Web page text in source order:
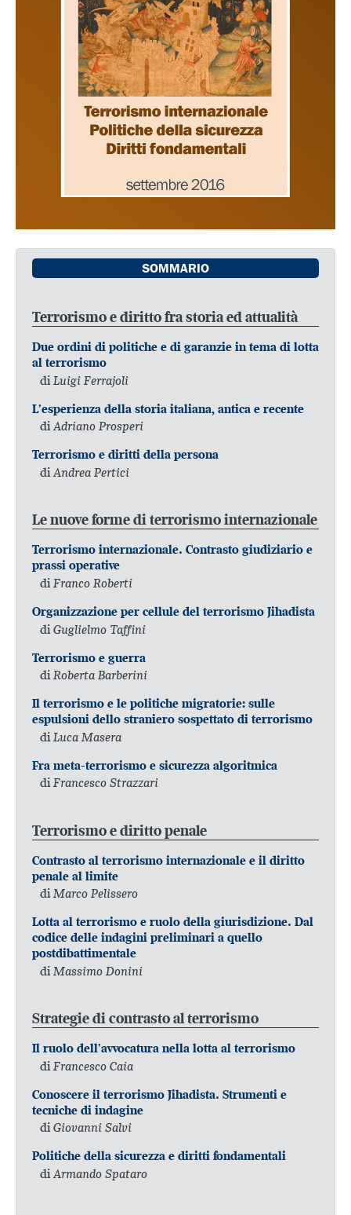
SOMMARIO
Terrorismo e diritto fra storia ed attualità
Due ordini di politiche e di garanzie in tema di lotta
al terrorismo
di Luigi Ferrajoli
L’esperienza della storia italiana, antica e recente
diAdriano Prosperi
Terrorismo e diritti della persona
di Andrea Pertici
Le nuove forme di terrorismo internazionale
Terrorismo internazionale. Contrasto giudiziario e
prassi operative
di Franco Roberti
Organizzazione per cellule del terrorismo Jihadista
di Guglielmo Taffini
Terrorismo e guerra
diRoberta Barberini
Il terrorismo e le politiche migratorie: sulle
espulsioni dello straniero sospettato di terrorismo
di Luca Masera
Fra meta-terrorismo e sicurezza algoritmica
diFrancesco Strazzari
Terrorismo e diritto penale
Contrasto al terrorismo internazionale e il diritto
penale al limite
diMarco Pelissero
Lotta al terrorismo e ruolo della giurisdizione. Dal
codice delle indagini preliminari a quello
postdibattimentale
di Massimo Donini
Strategie di contrasto al terrorismo
Il ruolo dell’avvocatura nella lotta al terrorismo
di Francesco Caia
Conoscere il terrorismo Jihadista. Strumenti e
tecniche di indagine
diGiovanni Salvi
Politiche della sicurezza e diritti fondamentali
diArmando Spataro